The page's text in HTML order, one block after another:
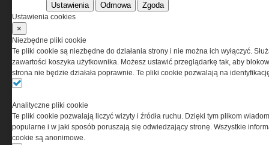
Korzystanie z portalu jest równoznaczne
przez Grupa MEDIUM Spółka z ograniczoną
odpowiedzialnością Spółka komandytowa, nr KRS:
0000537655, NIP 1132860378, REGON 146393437
(zwana dalej Grupa MEDIUM) w postaci Regulaminu.
Ustawienia Odmowa Zgoda
Ustawienia cookies
×
Niezbędne pliki cookie
Te pliki cookie są niezbędne do działania strony i nie można ich wyłączyć.
zawartości koszyka użytkownika. Możesz ustawić przeglądarkę tak, aby
strona nie będzie działała poprawnie. Te pliki cookie pozwalają na
Analityczne pliki cookie
Te pliki cookie pozwalają liczyć wizyty i źródła ruchu. Dzięki tym plikom
popularne i w jaki sposób poruszają się odwiedzający stronę. Wszystkie
cookie są anonimowe.